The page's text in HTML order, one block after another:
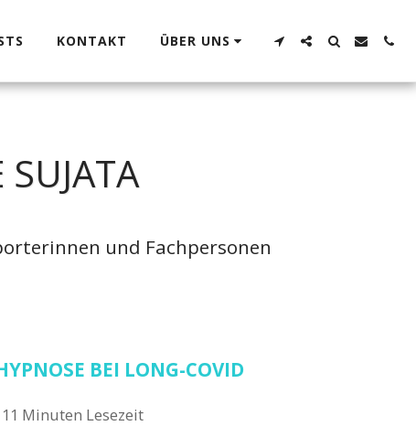
KONTAKT ÜBER UNS
und Fachpersonen
BEI LONG-COVID
11 Minuten Lesezeit